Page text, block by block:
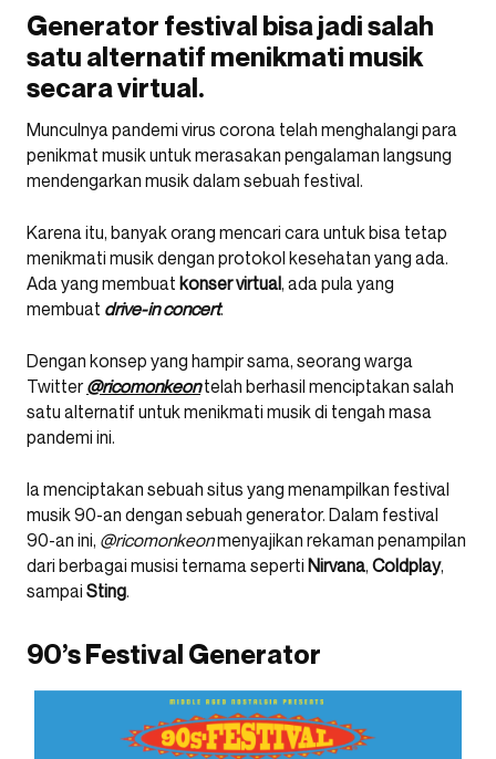
Generator festival bisa jadi salah
satu alternatif menikmati musik
secara virtual.
Munculnya pandemi virus corona telah menghalangi para
penikmat musik untuk merasakan pengalaman langsung
mendengarkan musik dalam sebuah festival.
Karena itu, banyak orang mencari cara untuk bisa tetap
menikmati musik dengan protokol kesehatan yang ada.
Ada yang membuat konser virtual, ada pula yang
membuat drive-inconcert.
Dengan konsep yang hampir sama, seorang warga
Twitter @ricomonkeontelah berhasil menciptakan salah
satu alternatif untuk menikmati musik di tengah masa
pandemi ini.
Ia menciptakan sebuah situs yang menampilkan festival
musik 90-an dengan sebuah generator. Dalam festival
90-an ini, @ricomonkeonmenyajikan rekaman penampilan
dari berbagai musisi ternama seperti Nirvana, Coldplay,
sampai Sting.
90’s Festival Generator